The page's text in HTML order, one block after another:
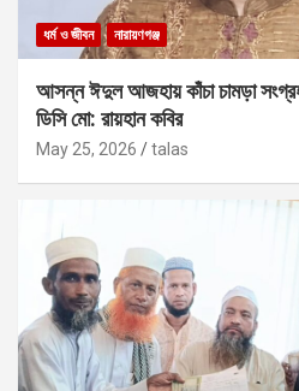
ধর্ম ও জীবন নারায়ণগঞ্জ
আসন্ন ঈদুল আজহায় কাঁচা চামড়া সংগ্রহ
ডিসি মো: রায়হান কবির
May 25, 2026 talas